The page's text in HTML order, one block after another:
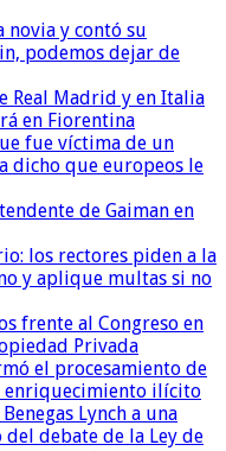
novia y contó su
podemos dejar de
Real Madrid y en Italia
en Fiorentina
fue víctima de un
dicho que europeos le
de Gaiman en
los rectores piden a la
y aplique multas si no
frente al Congreso en
Privada
el procesamiento de
enriquecimiento ilícito
Lynch a una
debate de la Ley de